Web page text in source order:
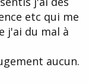
etc qui me
j'ai du mal à
aucun.